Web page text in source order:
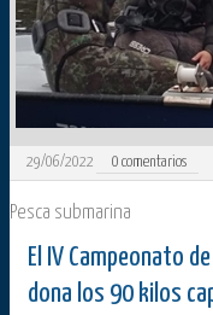
29/06/2022 0 comentarios
Pesca submarina
El IV Campeonato
dona los 90 kilos